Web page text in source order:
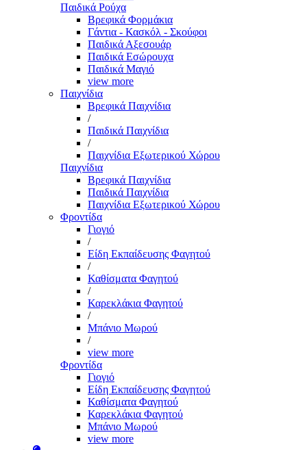
Παιδικά Ρούχα
Βρεφικά Φορμάκια
Γάντια - Κασκόλ - Σκούφοι
Παιδικά Αξεσουάρ
Παιδικά Εσώρουχα
Παιδικά Μαγιό
view more
Παιχνίδια
Βρεφικά Παιχνίδια
/
Παιδικά Παιχνίδια
/
Παιχνίδια Εξωτερικού Χώρου
Παιχνίδια
Βρεφικά Παιχνίδια
Παιδικά Παιχνίδια
Παιχνίδια Εξωτερικού Χώρου
Φροντίδα
Γιογιό
/
Είδη Εκπαίδευσης Φαγητού
/
Καθίσματα Φαγητού
/
Καρεκλάκια Φαγητού
/
Μπάνιο Μωρού
/
view more
Φροντίδα
Γιογιό
Είδη Εκπαίδευσης Φαγητού
Καθίσματα Φαγητού
Καρεκλάκια Φαγητού
Μπάνιο Μωρού
view more